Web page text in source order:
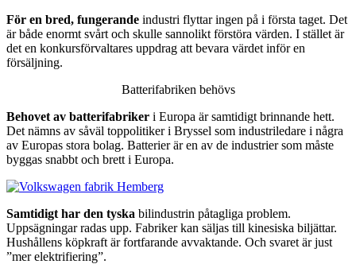
För en bred, fungerande industri flyttar ingen på i första taget. Det
är både enormt svårt och skulle sannolikt förstöra värden. I stället är
det en konkursförvaltares uppdrag att bevara värdet inför en
försäljning.
Batterifabriken behövs
Behovet av batterifabriker i Europa är samtidigt brinnande hett.
Det nämns av såväl toppolitiker i Bryssel som industriledare i några
av Europas stora bolag. Batterier är en av de industrier som måste
byggas snabbt och brett i Europa.
Samtidigt har den tyska bilindustrin påtagliga problem.
Uppsägningar radas upp. Fabriker kan säljas till kinesiska biljättar.
Hushållens köpkraft är fortfarande avvaktande. Och svaret är just
”mer elektrifiering”.